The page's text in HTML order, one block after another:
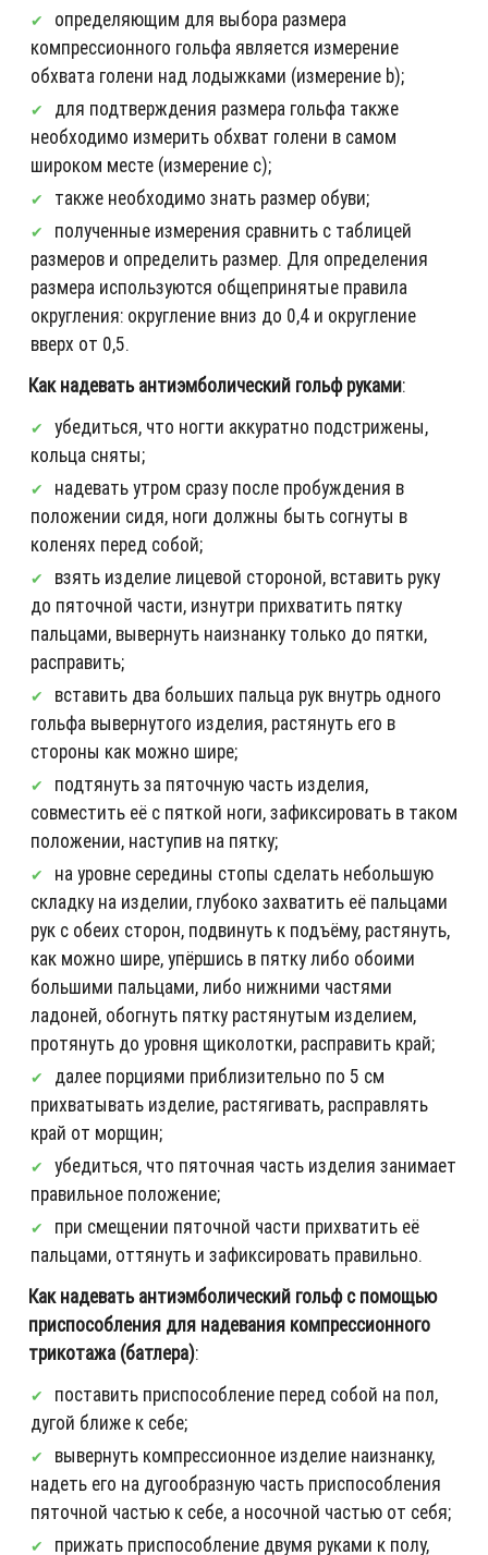
определяющим для выбора размера
компрессионного гольфа является измерение
обхвата голени над лодыжками (измерение b);
для подтверждения размера гольфа также
необходимо измерить обхват голени в самом
широком месте (измерение c);
также необходимо знать размер обуви;
полученные измерения сравнить с таблицей
размеров и определить размер. Для определения
размера используются общепринятые правила
округления: округление вниз до 0,4 и округление
вверх от 0,5.
Как надевать антиэмболический гольф руками:
убедиться, что ногти аккуратно подстрижены,
кольца сняты;
надевать утром сразу после пробуждения в
положении сидя, ноги должны быть согнуты в
коленях перед собой;
взять изделие лицевой стороной, вставить руку
до пяточной части, изнутри прихватить пятку
пальцами, вывернуть наизнанку только до пятки,
расправить;
вставить два больших пальца рук внутрь одного
гольфа вывернутого изделия, растянуть его в
стороны как можно шире;
подтянуть за пяточную часть изделия,
совместить её с пяткой ноги, зафиксировать в таком
положении, наступив на пятку;
на уровне середины стопы сделать небольшую
складку на изделии, глубоко захватить её пальцами
рук с обеих сторон, подвинуть к подъёму, растянуть,
как можно шире, упёршись в пятку либо обоими
большими пальцами, либо нижними частями
ладоней, обогнуть пятку растянутым изделием,
протянуть до уровня щиколотки, расправить край;
далее порциями приблизительно по 5 см
прихватывать изделие, растягивать, расправлять
край от морщин;
убедиться, что пяточная часть изделия занимает
правильное положение;
при смещении пяточной части прихватить её
пальцами, оттянуть и зафиксировать правильно.
Как надевать антиэмболический гольф с помощью
приспособления для надевания компрессионного
трикотажа (батлера):
поставить приспособление перед собой на пол,
дугой ближе к себе;
вывернуть компрессионное изделие наизнанку,
надеть его на дугообразную часть приспособления
пяточной частью к себе, а носочной частью от себя;
прижать приспособление двумя руками к полу,